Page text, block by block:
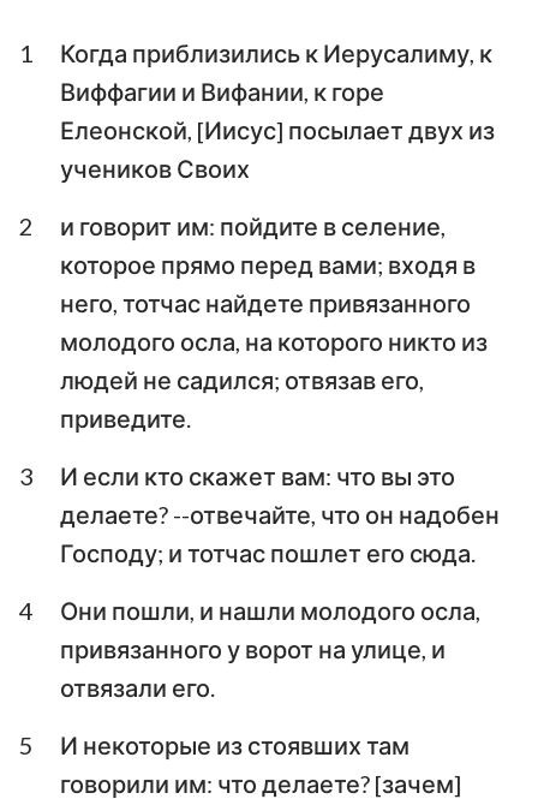
Филиппийцам
Колоссянам
Первое послание к
Фессалоникийцам
Второе послание к
Фессалоникийцам
Первое послание к
Послание к Титу
Послание к
Филимону
Послание к Евреям Послание Иакова
Первое послание
Петра
Второе послание
Первое послание
Второе послание
Третье послание
Богослова
1
Когда приблизились к Иерусалиму, к
Виффагии и Вифании, к горе
Елеонской, [Иисус] посылает двух из
учеников Своих
2
и говорит им: пойдите в селение,
которое прямо перед вами; входя в
него, тотчас найдете привязанного
молодого осла, на которого никто из
людей не садился; отвязав его,
приведите.
3
И если кто скажет вам: что вы это
делаете? --отвечайте, что он надобен
Господу; и тотчас пошлет его сюда.
4
Они пошли, и нашли молодого осла,
привязанного у ворот на улице, и
отвязали его.
5
И некоторые из стоявших там
говорили им: что делаете? [зачем]